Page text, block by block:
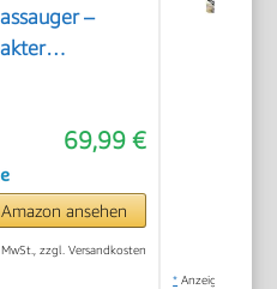
–
für
Polster
& Sofa
69,99 €
ansehen
zzgl. Versandkosten
* Anzeige